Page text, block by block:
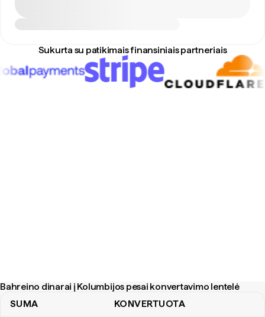
Sukurta su patikimais finansiniais partneriais
Bahreino dinarai į Kolumbijos pesai konvertavimo lentelė
SUMA KONVERTUOTA